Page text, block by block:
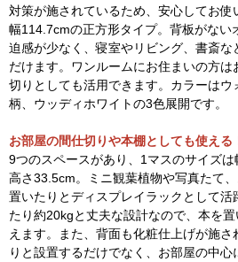
対策が施されているため、安心してお使
幅114.7cmの正方形タイプ。背板がない
迫感が少なく、寝室やリビング、書斎な
だけます。ワンルームにお住まいの方
切りとしても活用できます。カラーはウ
柄、ウッディホワイトの3色展開です。
お部屋の間仕切りや本棚としても使える
9つのスペースがあり、1マスのサイズは
高さ33.5cm。ミニ観葉植物や写真たて
置いたりとディスプレイラックとして
たり約20kgと丈夫な設計なので、本を
えます。また、背面も化粧仕上げが施
りと設置するだけでなく、お部屋の中